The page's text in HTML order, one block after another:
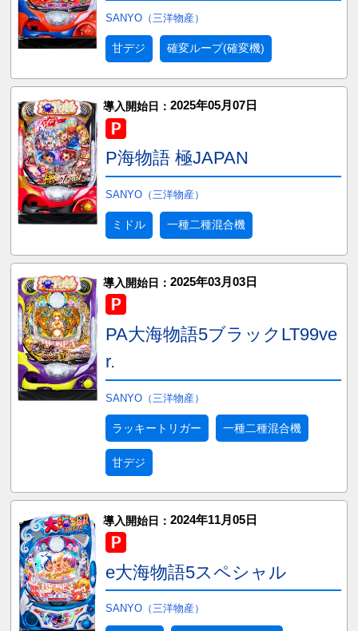
SANYO（三洋物産）
甘デジ 確変ループ(確変機)
導入開始日： 2025年05月07日
P海物語 極JAPAN
SANYO（三洋物産）
ミドル 一種二種混合機
導入開始日： 2025年03月03日
PA大海物語5ブラックLT99ve
r.
SANYO（三洋物産）
ラッキートリガー 一種二種混合機
甘デジ
導入開始日： 2024年11月05日
e大海物語5スペシャル
SANYO（三洋物産）